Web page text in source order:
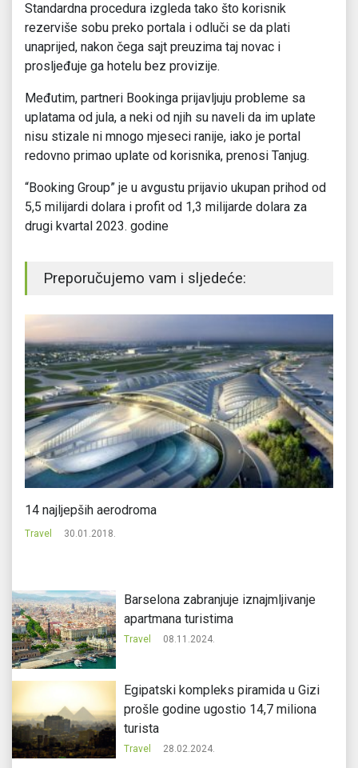
Standardna procedura izgleda tako što korisnik
rezerviše sobu preko portala i odluči se da plati
unaprijed, nakon čega sajt preuzima taj novac i
prosljeđuje ga hotelu bez provizije.
Međutim, partneri Bookinga prijavljuju probleme sa
uplatama od jula, a neki od njih su naveli da im uplate
nisu stizale ni mnogo mjeseci ranije, iako je portal
redovno primao uplate od korisnika, prenosi Tanjug.
“Booking Group” je u avgustu prijavio ukupan prihod od
5,5 milijardi dolara i profit od 1,3 milijarde dolara za
drugi kvartal 2023. godine
Preporučujemo vam i sljedeće:
14 najljepših aerodroma
Travel 30.01.2018.
Barselona zabranjuje iznajmljivanje
apartmana turistima
Travel 08.11.2024.
Egipatski kompleks piramida u Gizi
prošle godine ugostio 14,7 miliona
turista
Travel 28.02.2024.